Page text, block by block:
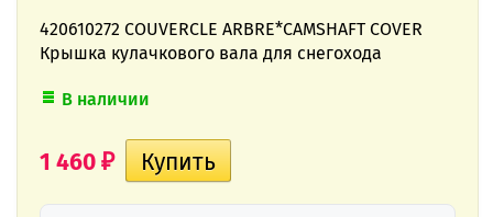
420610272 COUVERCLE ARBRE*CAMSHAFT COVER
Крышка кулачкового вала для снегохода
В наличии
1 460 ₽